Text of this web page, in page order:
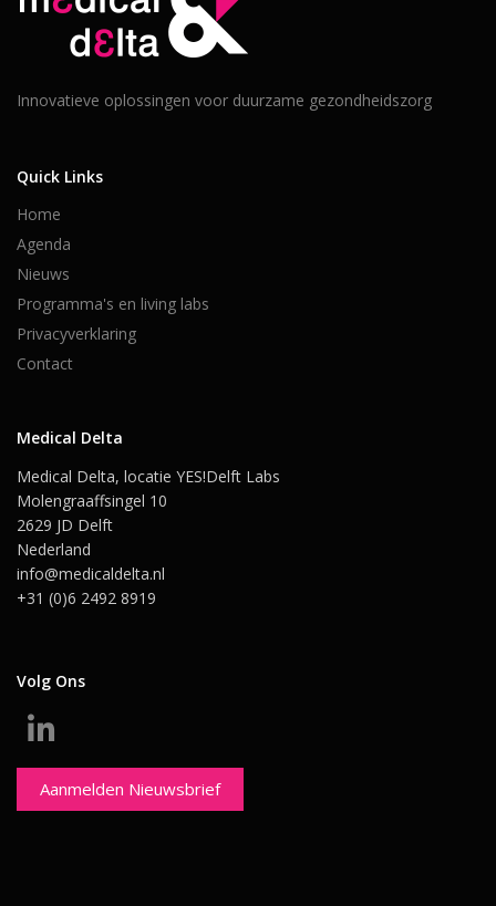
Innovatieve oplossingen voor duurzame gezondheidszorg
Quick Links
Home
Agenda
Nieuws
Programma's en living labs
Privacyverklaring
Contact
Medical Delta
Medical Delta, locatie YES!Delft Labs
Molengraaffsingel 10
2629 JD Delft
Nederland
info@medicaldelta.nl
+31 (0)6 2492 8919
Volg Ons
Aanmelden Nieuwsbrief